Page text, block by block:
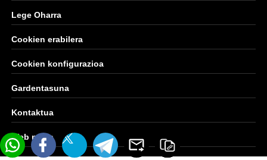
Lege Oharra
Cookien erabilera
Cookien konfigurazioa
Gardentasuna
Kontaktua
Web mapa